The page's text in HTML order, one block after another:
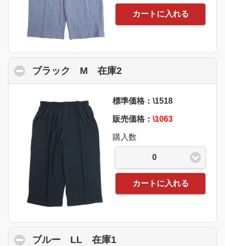
カートに入れる
ブラック M 在庫2
標準価格：\1518
販売価格： \1063
購入数
0
カートに入れる
ブルー LL 在庫1